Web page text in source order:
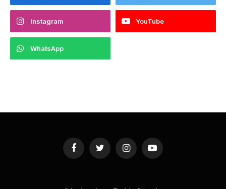
Instagram YouTube
WhatsApp
FacebookTwitter InstagramYouTube